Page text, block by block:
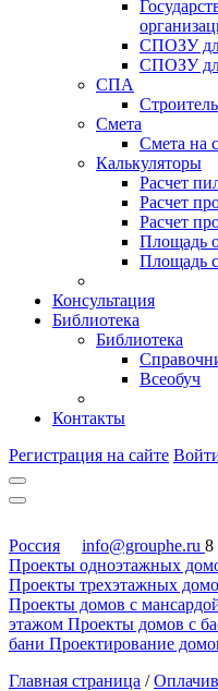
СПОЗУ
СПОЗУ
СПА
Смета
Смета на
Калькуляторы
Расчет
Расчет
Расчет
Площадь
Площадь
Консультация
Библиотека
Библиотека
Всеобуч
Контакты
Регистрация на сайте
Россия info@grouphe.ru 8
Проекты одноэтажных
Проекты трехэтажных
Проекты домов с
этажом Проекты домов с
бани Проектирование
Главная страница /